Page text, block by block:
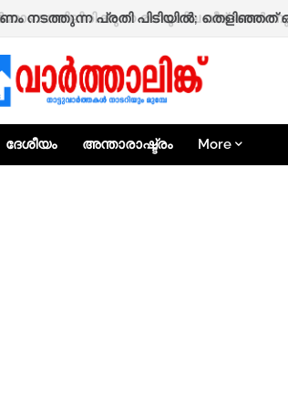
നടത്തുന്ന പ്രതി പിടിയിൽ;
രണ്ടുനില വീട്
ദേശീയം അന്താരാഷ്ട്രം More